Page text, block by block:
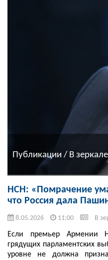
Публикации / В
НСН: «Помрачение
что Россия дала
8.05.2026 11:00 В
Если премьер Армении
грядущих парламентских
уровне не должна